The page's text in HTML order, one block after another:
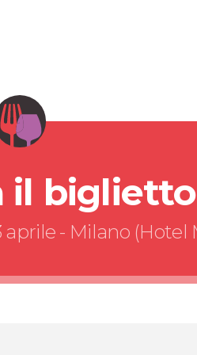
il biglietto
aprile - Milano (Hotel